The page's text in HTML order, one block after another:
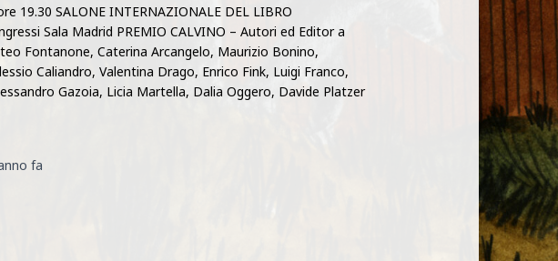
19.30 SALONE INTERNAZIONALE DEL LIBRO
Sala Madrid PREMIO CALVINO – Autori ed Editor a
Fontanone, Caterina Arcangelo, Maurizio Bonino,
Caliandro, Valentina Drago, Enrico Fink, Luigi Franco,
Gazoia, Licia Martella, Dalia Oggero, Davide Platzer
fa